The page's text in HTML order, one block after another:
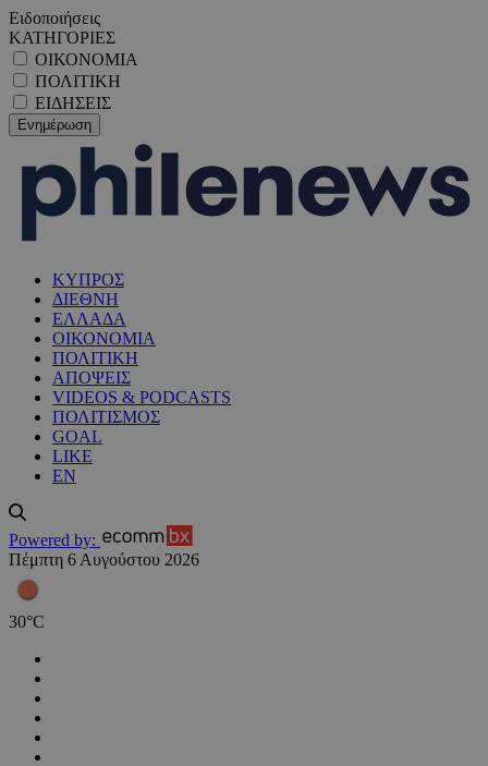
Ειδοποιήσεις
ΚΑΤΗΓΟΡΙΕΣ
ΟΙΚΟΝΟΜΙΑ
ΠΟΛΙΤΙΚΗ
ΕΙΔΗΣΕΙΣ
ΚΥΠΡΟΣ
ΔΙΕΘΝΗ
ΕΛΛΑΔΑ
ΟΙΚΟΝΟΜΙΑ
ΠΟΛΙΤΙΚΗ
ΑΠΟΨΕΙΣ
VIDEOS & PODCASTS
ΠΟΛΙΤΙΣΜΟΣ
GOAL
LIKE
EN
Powered by:
Πέμπτη 6 Αυγούστου 2026
30°C